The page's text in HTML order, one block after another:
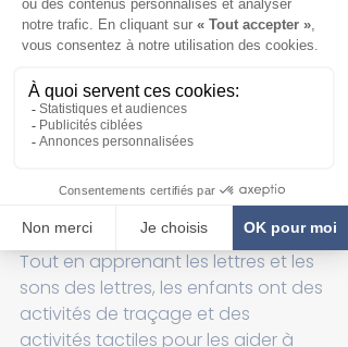
Préscolaire - Introduction à la
langue anglaise: Ce cours a été
conçu pour les enfants âgés de 3 à
5 ans, qui apprennent l'anglais
comme deuxième langue. Le
mots de vocabulaire, aux noms des
lettres, aux sons des lettres, à
l'écriture et à la lecture à haute voix.
Tout en apprenant les lettres et les
sons des lettres, les enfants ont des
activités de traçage et des
activités tactiles pour les aider à